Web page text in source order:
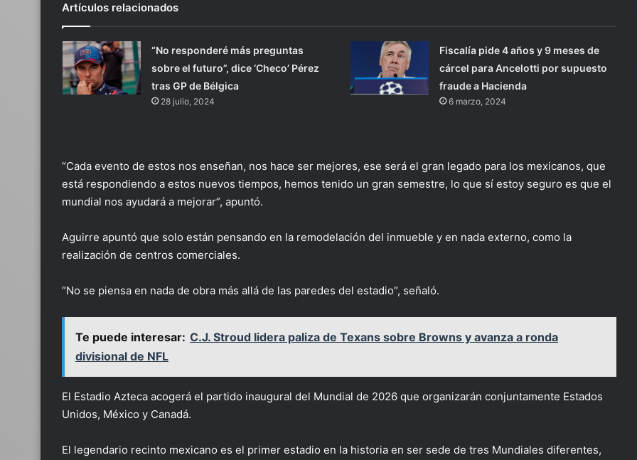
Artículos relacionados
“No responderé más preguntas
sobre el futuro”, dice ‘Checo’ Pérez
tras GP de Bélgica
28 julio, 2024
Fiscalía pide 4 años y 9 meses de
cárcel para Ancelotti por supuesto
fraude a Hacienda
6 marzo, 2024
“Cada evento de estos nos enseñan, nos hace ser mejores, ese será el gran legado para los mexicanos, que
está respondiendo a estos nuevos tiempos, hemos tenido un gran semestre, lo que sí estoy seguro es que el
mundial nos ayudará a mejorar”, apuntó.
Aguirre apuntó que solo están pensando en la remodelación del inmueble y en nada externo, como la
realización de centros comerciales.
“No se piensa en nada de obra más allá de las paredes del estadio”, señaló.
Te puede interesar: C.J. Stroud lidera paliza de Texans sobre Browns y avanza a ronda
divisional de NFL
El Estadio Azteca acogerá el partido inaugural del Mundial de 2026 que organizarán conjuntamente Estados
Unidos, México y Canadá.
El legendario recinto mexicano es el primer estadio en la historia en ser sede de tres Mundiales diferentes,